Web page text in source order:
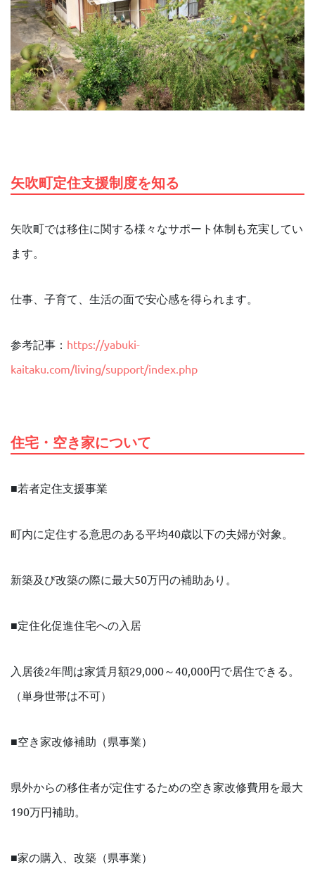
矢吹町定住支援制度を知る
矢吹町では移住に関する様々なサポート体制も充実してい
ます。
仕事、子育て、生活の面で安心感を得られます。
参考記事： https://yabuki-
kaitaku.com/living/support/index.php
住宅・空き家について
■若者定住支援事業
町内に定住する意思のある平均40歳以下の夫婦が対象。
新築及び改築の際に最大50万円の補助あり。
■定住化促進住宅への入居
入居後2年間は家賃月額29,000～40,000円で居住できる。
（単身世帯は不可）
■空き家改修補助（県事業）
県外からの移住者が定住するための空き家改修費用を最大
190万円補助。
■家の購入、改築（県事業）